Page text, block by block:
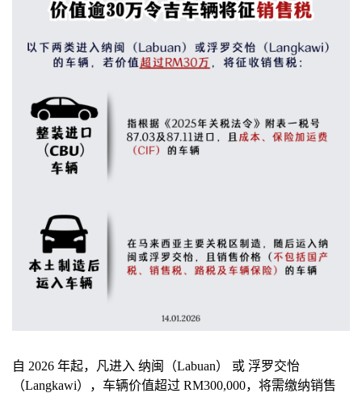
自 2026 年起，凡进入 纳闽（Labuan） 或 浮罗交怡
（Langkawi），车辆价值超过 RM300,000，将需缴纳销售